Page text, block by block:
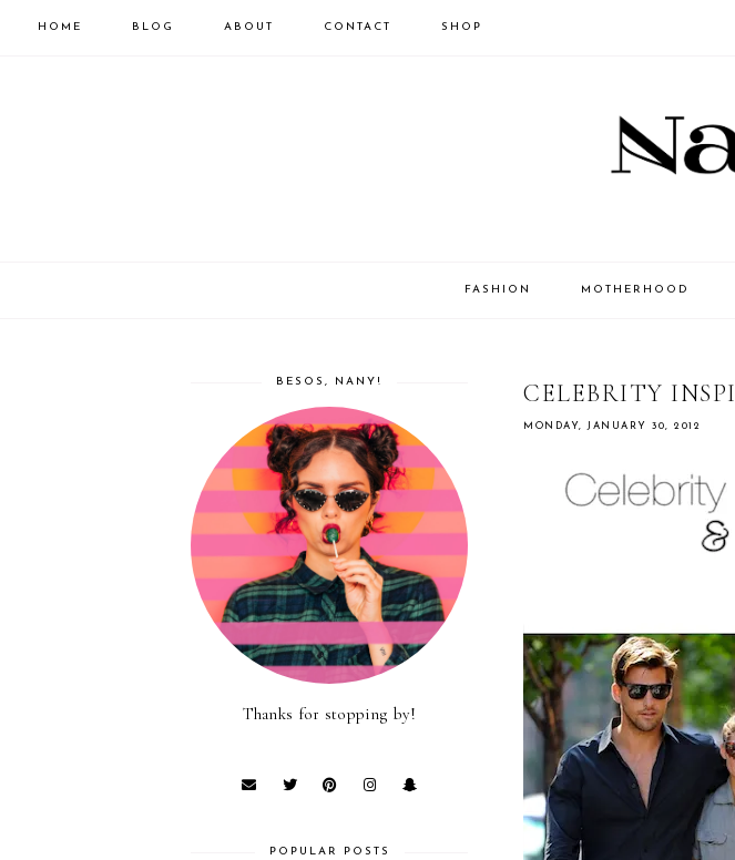
HOME BLOG ABOUT CONTACT SHOP
FASHION MOTHERHOOD
CELEBRITY
MONDAY, JANUARY 30, 2012
BESOS, NANY!
Thanks for stopping by!
POPULAR POSTS